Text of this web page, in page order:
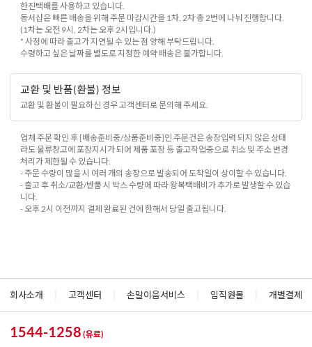
한진택배를 사용하고 있습니다.
동서샵은 빠른 배송을 위해 주문 마감시간을 1차, 2차 총 2번에 나눠 진행합니다.
(1차는 오전 9시, 2차는 오후 2시입니다.)
* 사정에 따라 출고가 지연될 수 있는 점 양해 부탁드립니다.
수령하고 싶은 날짜를 별도로 지정한 예약 배송은 불가합니다.
교환 및 반품(환불) 정보
교환 및 환불이 필요하신 경우 고객센터로 문의해 주세요.
업체 주문 확인 후 [배송준비중/상품준비중]인 주문건은 송장입력 되지 않은 상태
라도 물류창고에 포장지시가 되어 제품 포장 등 출고작업중으로 취소 및 주소 변경
처리가 제한될 수 있습니다.
- 주문 수량이 많을 시 여러 개의 송장으로 발송되어 도착일이 상이할 수 있습니다.
- 출고 후 취소/교환/반품 시 박스 수량에 따라 왕복택배비가 추가로 발생할 수 있습
니다.
- 오후 2시 이전까지 결제 완료된 건에 한해서 당일 출고됩니다.
회사소개 고객센터 손말이음서비스 임직원몰 개별결제
1544-1258 (유료)